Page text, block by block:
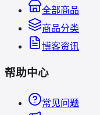
全部商品
商品分类
博客资讯
帮助中心
常见问题